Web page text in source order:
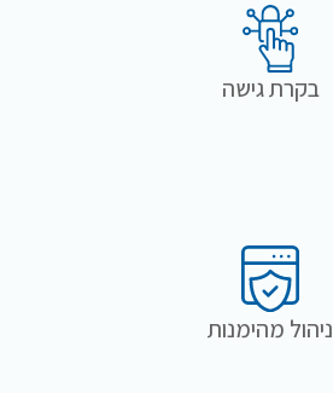
בקרת גישה
ניהול מהימנות